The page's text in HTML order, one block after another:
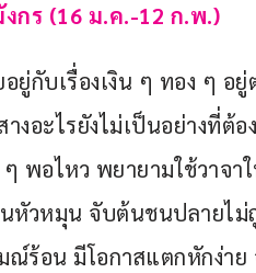
งกร (16 ม.ค.-12 ก.พ.)
อยู่กับเรื่องเงิน ๆ ทอง ๆ อ
างอะไรยังไม่เป็นอย่างที่ต้อ
พอไหว พยายามใช้วาจา
นหัวหมุน จับต้นชนปลายไม่
ณ์ร้อน มีโอกาสแตกหักง่าย